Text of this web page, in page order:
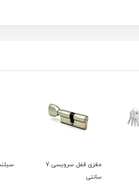
مغزی قفل سرویسی 7
سانتی
سیلندر 7